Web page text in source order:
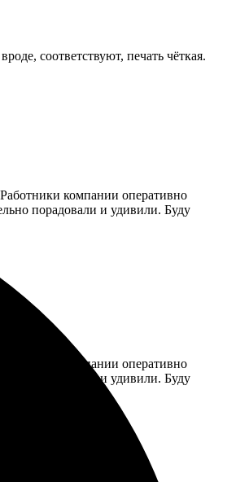
соответствуют, печать чёткая.
компании оперативно
порадовали и удивили. Буду
компании оперативно
порадовали и удивили. Буду